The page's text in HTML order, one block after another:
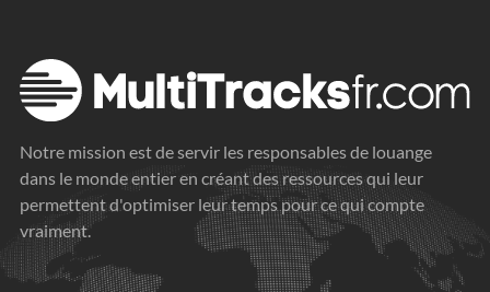
Notre mission est de servir les responsables de louange
dans le monde entier en créant des ressources qui leur
permettent d'optimiser leur temps pour ce qui compte
vraiment.